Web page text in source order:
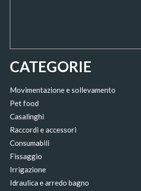
CATEGORIE
Movimentazione e sollevamento
Pet food
Casalinghi
Raccordi e accessori
Consumabili
Fissaggio
Irrigazione
Idraulica e arredo bagno